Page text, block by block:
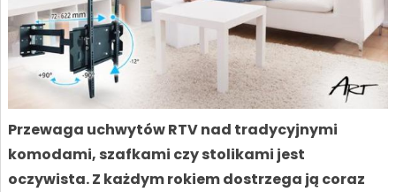
Przewaga uchwytów RTV nad tradycyjnymi
komodami, szafkami czy stolikami jest
oczywista. Z każdym rokiem dostrzega ją coraz